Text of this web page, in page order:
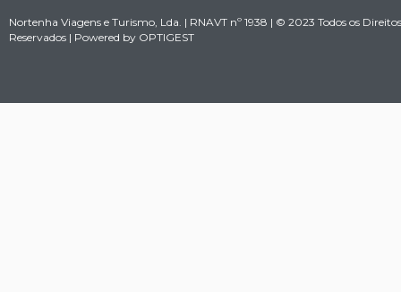
Nortenha Viagens e Turismo, Lda. | RNAVT nº 1938 | © 2023 Todos os Direitos
Reservados | Powered by OPTIGEST